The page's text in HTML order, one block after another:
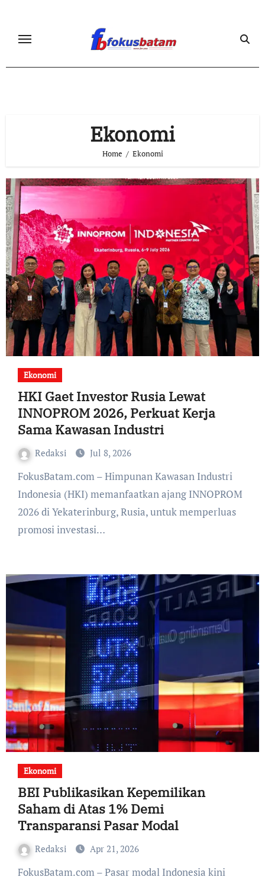
content
Ekonomi
Home Ekonomi
Ekonomi
HKI Gaet Investor Rusia Lewat
INNOPROM 2026, Perkuat Kerja
Sama Kawasan Industri
Redaksi Jul 8, 2026
FokusBatam.com – Himpunan Kawasan Industri
Indonesia (HKI) memanfaatkan ajang INNOPROM
2026 di Yekaterinburg, Rusia, untuk memperluas
promosi investasi…
Ekonomi
BEI Publikasikan Kepemilikan
Saham di Atas 1% Demi
Transparansi Pasar Modal
Redaksi Apr 21, 2026
FokusBatam.com – Pasar modal Indonesia kini